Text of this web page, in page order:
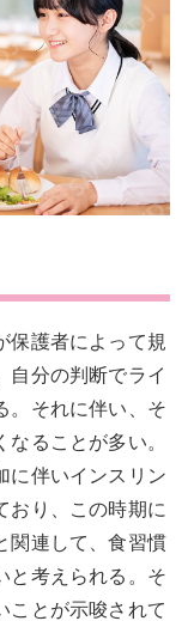
保護者によって規
自分の判断でライ
。それに伴い、そ
ることが多い。
に伴いインスリン
おり、この時期に
関連して、食習慣
と考えられる。そ
ことが示唆されて